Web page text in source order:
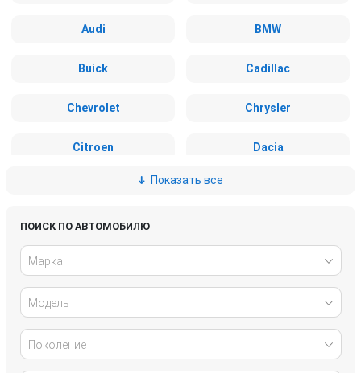
Audi BMW
Buick Cadillac
Chevrolet Chrysler
Citroen Dacia
Fiat
Great Wall
Hyundai
Показать все
ПОИСК ПО АВТОМОБИЛЮ
Марка
Модель
Поколение